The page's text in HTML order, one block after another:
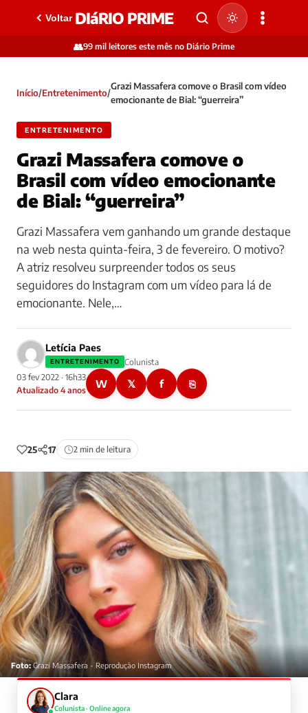
Voltar DIáRIO PRIME
👥99 mil leitores este mês no Diário Prime
Início/Entretenimento/
Grazi Massafera comove o Brasil com vídeo
emocionante de Bial: “guerreira”
ENTRETENIMENTO
Grazi Massafera comove o
Brasil com vídeo emocionante
de Bial: “guerreira”
Grazi Massafera vem ganhando um grande destaque
na web nesta quinta-feira, 3 de fevereiro. O motivo?
A atriz resolveu surpreender todos os seus
seguidores do Instagram com um vídeo para lá de
emocionante. Nele,…
Letícia Paes
ENTRETENIMENTO
Colunista
03 fev 2022 · 16h33
Atualizado 4 anos
W 𝕏 f ⎘
25 17 2 min de leitura
Foto:Grazi Massafera - Reprodução Instagram
Clara
Colunista · Online agora